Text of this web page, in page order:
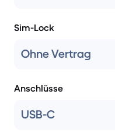
Sim-Lock
Ohne Vertrag
Anschlüsse
USB-C